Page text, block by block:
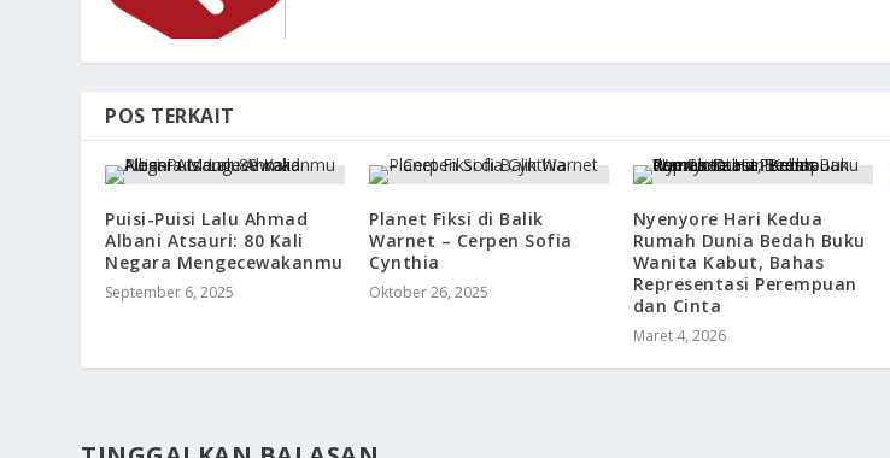
POS TERKAIT
Puisi-Puisi Lalu Ahmad
Albani Atsauri: 80 Kali
Negara Mengecewakanmu
September 6, 2025
Planet Fiksi di Balik
Warnet – Cerpen Sofia
Cynthia
Oktober 26, 2025
Nyenyore Hari Kedua
Rumah Dunia Bedah Buku
Wanita Kabut, Bahas
Representasi Perempuan
dan Cinta
Maret 4, 2026